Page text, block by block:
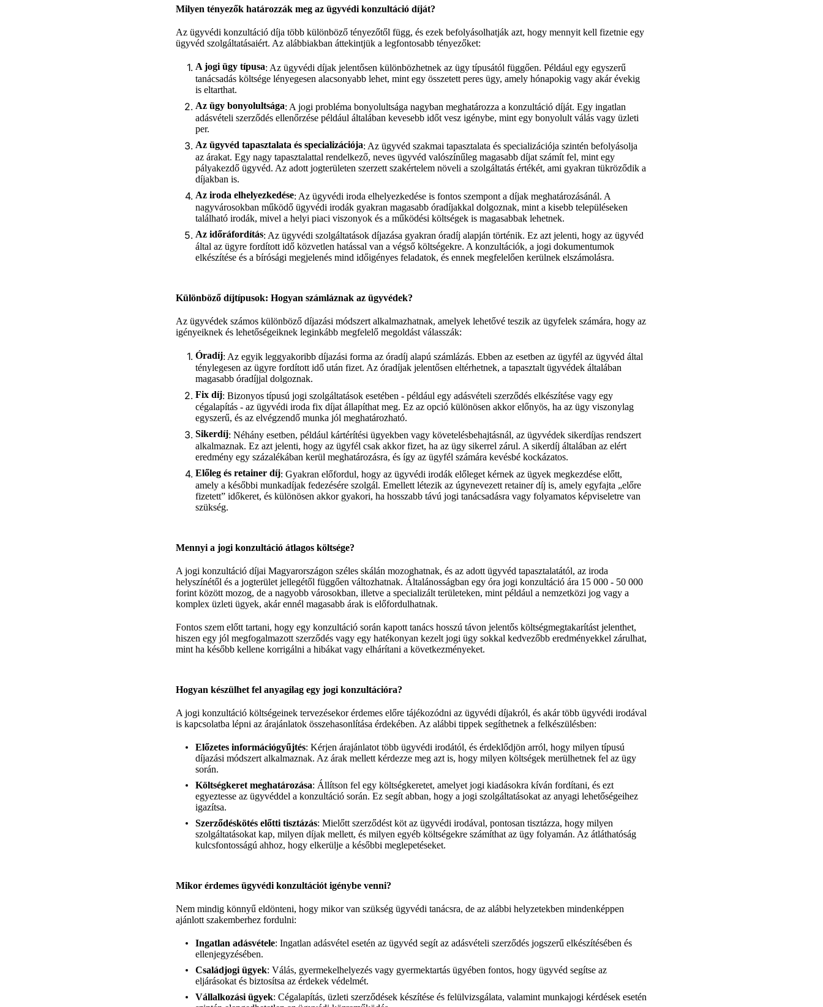
Milyen tényezők határozzák meg az ügyvédi konzultáció díját?
Az ügyvédi konzultáció díja több különböző tényezőtől függ, és ezek befolyásolhatják azt, hogy mennyit kell fizetnie egy
ügyvéd szolgáltatásaiért. Az alábbiakban áttekintjük a legfontosabb tényezőket:
A jogi ügy típusa: Az ügyvédi díjak jelentősen különbözhetnek az ügy típusától függően. Például egy egyszerű
tanácsadás költsége lényegesen alacsonyabb lehet, mint egy összetett peres ügy, amely hónapokig vagy akár évekig
is eltarthat.
Az ügy bonyolultsága: A jogi probléma bonyolultsága nagyban meghatározza a konzultáció díját. Egy ingatlan
adásvételi szerződés ellenőrzése például általában kevesebb időt vesz igénybe, mint egy bonyolult válás vagy üzleti
per.
Az ügyvéd tapasztalata és specializációja: Az ügyvéd szakmai tapasztalata és specializációja szintén befolyásolja
az árakat. Egy nagy tapasztalattal rendelkező, neves ügyvéd valószínűleg magasabb díjat számít fel, mint egy
pályakezdő ügyvéd. Az adott jogterületen szerzett szakértelem növeli a szolgáltatás értékét, ami gyakran tükröződik a
díjakban is.
Az iroda elhelyezkedése: Az ügyvédi iroda elhelyezkedése is fontos szempont a díjak meghatározásánál. A
nagyvárosokban működő ügyvédi irodák gyakran magasabb óradíjakkal dolgoznak, mint a kisebb településeken
található irodák, mivel a helyi piaci viszonyok és a működési költségek is magasabbak lehetnek.
Az időráfordítás: Az ügyvédi szolgáltatások díjazása gyakran óradíj alapján történik. Ez azt jelenti, hogy az ügyvéd
által az ügyre fordított idő közvetlen hatással van a végső költségekre. A konzultációk, a jogi dokumentumok
elkészítése és a bírósági megjelenés mind időigényes feladatok, és ennek megfelelően kerülnek elszámolásra.
Különböző díjtípusok: Hogyan számláznak az ügyvédek?
Az ügyvédek számos különböző díjazási módszert alkalmazhatnak, amelyek lehetővé teszik az ügyfelek számára, hogy az
igényeiknek és lehetőségeiknek leginkább megfelelő megoldást válasszák:
Óradíj: Az egyik leggyakoribb díjazási forma az óradíj alapú számlázás. Ebben az esetben az ügyfél az ügyvéd által
ténylegesen az ügyre fordított idő után fizet. Az óradíjak jelentősen eltérhetnek, a tapasztalt ügyvédek általában
magasabb óradíjjal dolgoznak.
Fix díj: Bizonyos típusú jogi szolgáltatások esetében - például egy adásvételi szerződés elkészítése vagy egy
cégalapítás - az ügyvédi iroda fix díjat állapíthat meg. Ez az opció különösen akkor előnyös, ha az ügy viszonylag
egyszerű, és az elvégzendő munka jól meghatározható.
Sikerdíj: Néhány esetben, például kártérítési ügyekben vagy követelésbehajtásnál, az ügyvédek sikerdíjas rendszert
alkalmaznak. Ez azt jelenti, hogy az ügyfél csak akkor fizet, ha az ügy sikerrel zárul. A sikerdíj általában az elért
eredmény egy százalékában kerül meghatározásra, és így az ügyfél számára kevésbé kockázatos.
Előleg és retainer díj: Gyakran előfordul, hogy az ügyvédi irodák előleget kérnek az ügyek megkezdése előtt,
amely a későbbi munkadíjak fedezésére szolgál. Emellett létezik az úgynevezett retainer díj is, amely egyfajta „előre
fizetett” időkeret, és különösen akkor gyakori, ha hosszabb távú jogi tanácsadásra vagy folyamatos képviseletre van
szükség.
Mennyi a jogi konzultáció átlagos költsége?
A jogi konzultáció díjai Magyarországon széles skálán mozoghatnak, és az adott ügyvéd tapasztalatától, az iroda
helyszínétől és a jogterület jellegétől függően változhatnak. Általánosságban egy óra jogi konzultáció ára 15 000 - 50 000
forint között mozog, de a nagyobb városokban, illetve a specializált területeken, mint például a nemzetközi jog vagy a
komplex üzleti ügyek, akár ennél magasabb árak is előfordulhatnak.
Fontos szem előtt tartani, hogy egy konzultáció során kapott tanács hosszú távon jelentős költségmegtakarítást jelenthet,
hiszen egy jól megfogalmazott szerződés vagy egy hatékonyan kezelt jogi ügy sokkal kedvezőbb eredményekkel zárulhat,
mint ha később kellene korrigálni a hibákat vagy elhárítani a következményeket.
Hogyan készülhet fel anyagilag egy jogi konzultációra?
A jogi konzultáció költségeinek tervezésekor érdemes előre tájékozódni az ügyvédi díjakról, és akár több ügyvédi irodával
is kapcsolatba lépni az árajánlatok összehasonlítása érdekében. Az alábbi tippek segíthetnek a felkészülésben:
Előzetes információgyűjtés: Kérjen árajánlatot több ügyvédi irodától, és érdeklődjön arról, hogy milyen típusú
díjazási módszert alkalmaznak. Az árak mellett kérdezze meg azt is, hogy milyen költségek merülhetnek fel az ügy
során.
Költségkeret meghatározása: Állítson fel egy költségkeretet, amelyet jogi kiadásokra kíván fordítani, és ezt
egyeztesse az ügyvéddel a konzultáció során. Ez segít abban, hogy a jogi szolgáltatásokat az anyagi lehetőségeihez
igazítsa.
Szerződéskötés előtti tisztázás: Mielőtt szerződést köt az ügyvédi irodával, pontosan tisztázza, hogy milyen
szolgáltatásokat kap, milyen díjak mellett, és milyen egyéb költségekre számíthat az ügy folyamán. Az átláthatóság
kulcsfontosságú ahhoz, hogy elkerülje a későbbi meglepetéseket.
Mikor érdemes ügyvédi konzultációt igénybe venni?
Nem mindig könnyű eldönteni, hogy mikor van szükség ügyvédi tanácsra, de az alábbi helyzetekben mindenképpen
ajánlott szakemberhez fordulni:
Ingatlan adásvétele: Ingatlan adásvétel esetén az ügyvéd segít az adásvételi szerződés jogszerű elkészítésében és
ellenjegyzésében.
Családjogi ügyek: Válás, gyermekelhelyezés vagy gyermektartás ügyében fontos, hogy ügyvéd segítse az
eljárásokat és biztosítsa az érdekek védelmét.
Vállalkozási ügyek: Cégalapítás, üzleti szerződések készítése és felülvizsgálata, valamint munkajogi kérdések esetén